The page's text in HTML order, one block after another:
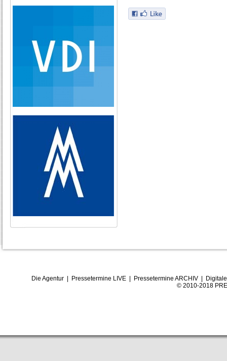
Die Agentur| Pressetermine LIVE| Pressetermine ARCHIV|
© 2010-2018